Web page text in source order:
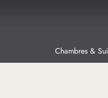
Chambres &